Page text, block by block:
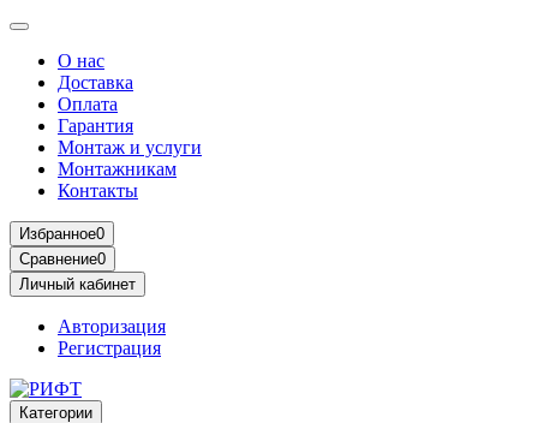
О нас
Доставка
Оплата
Гарантия
Монтаж и услуги
Монтажникам
Контакты
Избранное0
Сравнение0
Личный кабинет
Авторизация
Регистрация
Категории